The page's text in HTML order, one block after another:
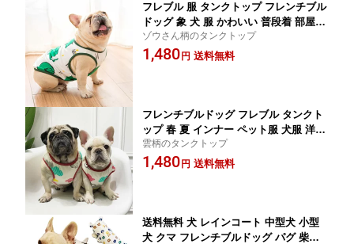
フレブル 服 タンクトップ フレンチブル
ドッグ 象 犬 服 かわいい 普段着 部屋着
ドッグウェア ペットウェア ペット服 犬
服 洋服 カジュアル おしゃれ アニマル
ゾウさん柄のタンクトップ
1,480円 送料無料
フレンチブルドッグ フレブル タンクト
ップ 春 夏 インナー ペット服 犬服 洋服
カジュアル おしゃれ 中型犬 小型犬 大
型犬 犬 服 ドッグウェア KM074T
雲柄のタンクトップ
1,480円 送料無料
送料無料 犬 レインコート 中型犬 小型
犬 クマ フレンチブルドッグ パグ 柴犬